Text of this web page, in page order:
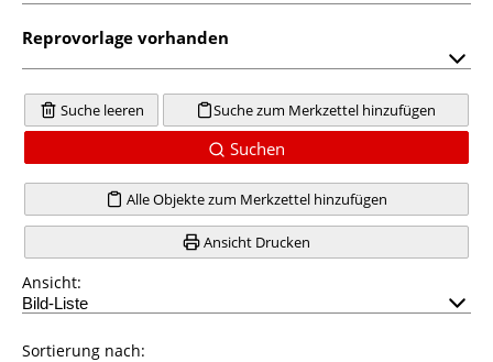
Reprovorlage vorhanden
Suche leeren Suche zum Merkzettel hinzufügen
Suchen
Alle Objekte zum Merkzettel hinzufügen
Ansicht Drucken
Ansicht:
Sortierung nach: